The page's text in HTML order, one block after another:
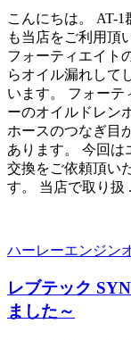
こんにちは。 AT-
も当店をご利用頂
フォーティエイト
らオイル漏れして
います。 フォーテ
ーのオイルドレン
ホースのつなぎ目
あります。 今回は
交換をご依頼頂い
す。 当店で取り扱
ハーレーエンジン
レブテック
ました～